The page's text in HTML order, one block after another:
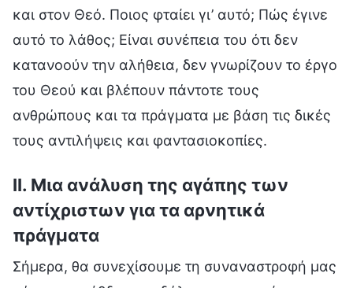
και στον Θεό. Ποιος φταίει γι’ αυτό; Πώς έγινε
αυτό το λάθος; Είναι συνέπεια του ότι δεν
κατανοούν την αλήθεια, δεν γνωρίζουν το έργο
του Θεού και βλέπουν πάντοτε τους
ανθρώπους και τα πράγματα με βάση τις δικές
τους αντιλήψεις και φαντασιοκοπίες.
II. Μια ανάλυση της αγάπης των
αντίχριστων για τα αρνητικά
πράγματα
Σήμερα, θα συνεχίσουμε τη συναναστροφή μας